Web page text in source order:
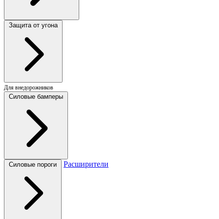
Защита от угона
Для внедорожников
Силовые бамперы
Силовые пороги Расширители